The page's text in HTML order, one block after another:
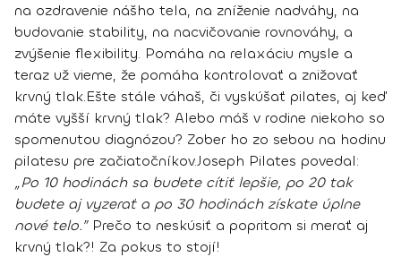
na ozdravenie nášho tela, na zníženie nadváhy, na
budovanie stability, na nacvičovanie rovnováhy, a
zvýšenie flexibility. Pomáha na relaxáciu mysle a
teraz už vieme, že pomáha kontrolovať a znižovať
krvný tlak.Ešte stále váhaš, či vyskúšať pilates, aj keď
máte vyšší krvný tlak? Alebo máš v rodine niekoho so
spomenutou diagnózou? Zober ho zo sebou na hodinu
pilatesu pre začiatočníkov.Joseph Pilates povedal:
„Po 10 hodinách sa budete cítiť lepšie, po 20 tak
budete aj vyzerať a po 30 hodinách získate úplne
nové telo.” Prečo to neskúsiť a popritom si merať aj
krvný tlak?! Za pokus to stojí!